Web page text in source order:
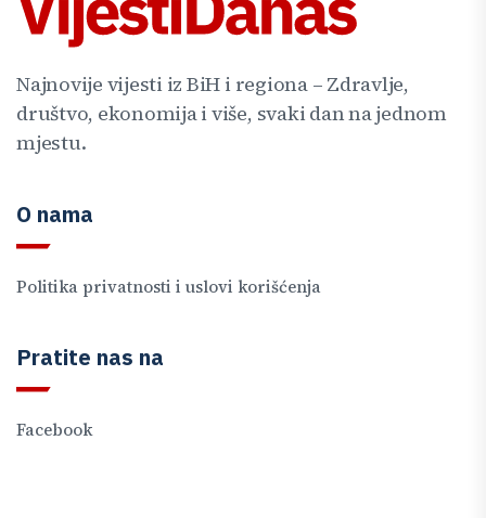
Najnovije vijesti iz BiH i regiona – Zdravlje,
društvo, ekonomija i više, svaki dan na jednom
mjestu.
O nama
Politika privatnosti i uslovi korišćenja
Pratite nas na
Facebook